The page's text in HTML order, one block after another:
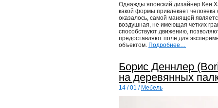
Однажды японский дизайнер Кеи
какой формы привлекает
оказалось, самой манящей
воздушная, не имеющая четких
способствуют движению,
предоставляют поле для
объектом. Подробнее…
Борис Деннлер
на деревянных
14 / 01 / Мебель